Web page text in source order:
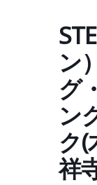
ン
グ
ン
ク(
祥